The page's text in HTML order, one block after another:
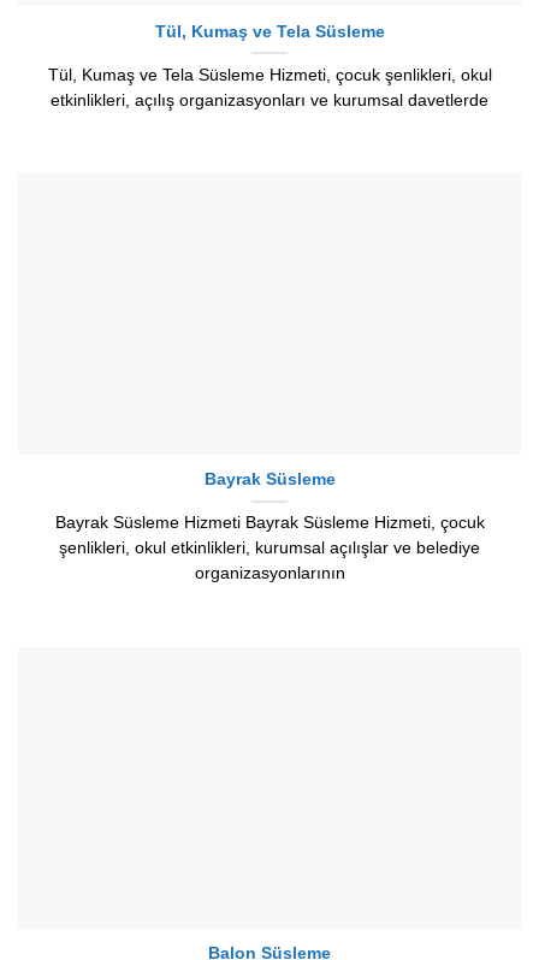
Tül, Kumaş ve Tela Süsleme
Tül, Kumaş ve Tela Süsleme Hizmeti, çocuk şenlikleri, okul
etkinlikleri, açılış organizasyonları ve kurumsal davetlerde
Bayrak Süsleme
Bayrak Süsleme Hizmeti Bayrak Süsleme Hizmeti, çocuk
şenlikleri, okul etkinlikleri, kurumsal açılışlar ve belediye
organizasyonlarının
Balon Süsleme